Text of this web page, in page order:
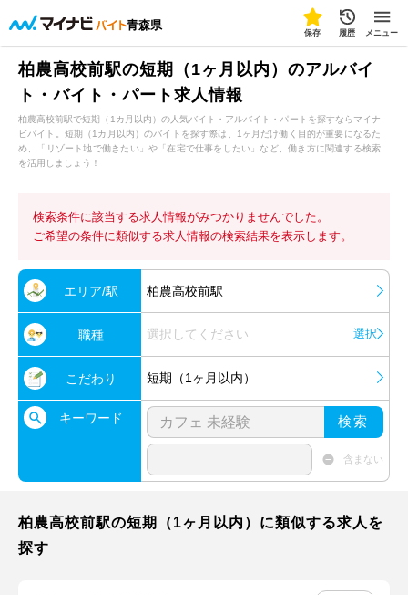
青森県
保存 履歴 メニュー
柏農高校前駅の短期（1ヶ月以内）のアルバイ
ト・バイト・パート求人情報
柏農高校前駅で短期（1カ月以内）の人気バイト・アルバイト・パートを探すならマイナ
ビバイト。短期（1カ月以内）のバイトを探す際は、1ヶ月だけ働く目的が重要になるた
め、「リゾート地で働きたい」や「在宅で仕事をしたい」など、働き方に関連する検索
を活用しましょう！
検索条件に該当する求人情報がみつかりませんでした。
ご希望の条件に類似する求人情報の検索結果を表示します。
エリア/駅 柏農高校前駅
職種 選択してください 選択
こだわり 短期（1ヶ月以内）
キーワード 検索
含まない
柏農高校前駅の短期（1ヶ月以内）に類似する求人を
探す